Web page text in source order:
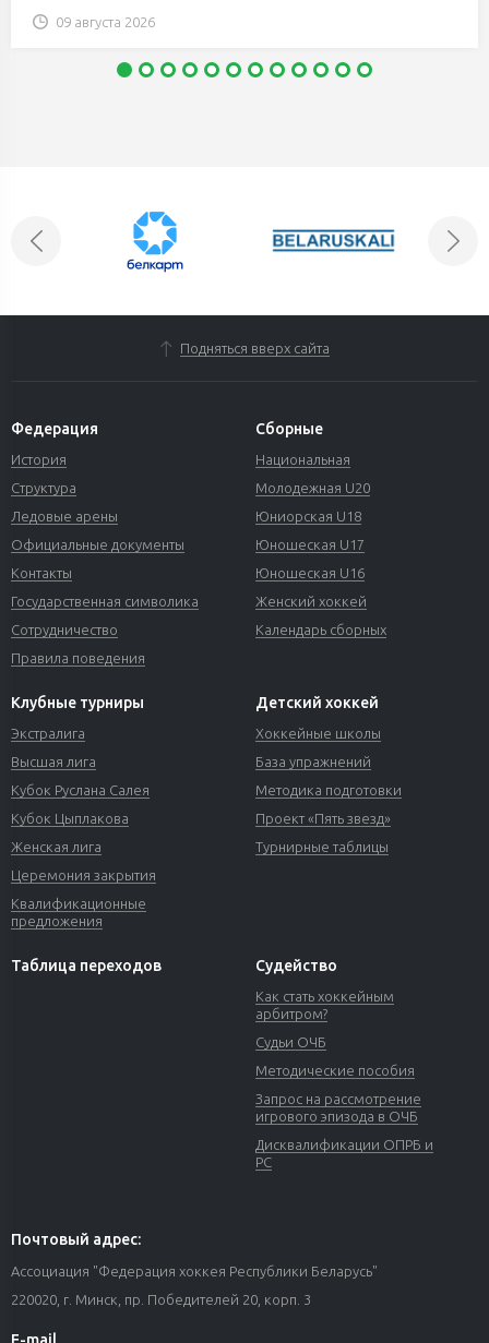
09 августа 2026
Подняться вверх сайта
Федерация
История
Структура
Ледовые арены
Официальные документы
Контакты
Государственная символика
Сотрудничество
Правила поведения
Сборные
Национальная
Молодежная U20
Юниорская U18
Юношеская U17
Юношеская U16
Женский хоккей
Календарь сборных
Клубные турниры
Экстралига
Высшая лига
Кубок Руслана Салея
Кубок Цыплакова
Женская лига
Церемония закрытия
Квалификационные
предложения
Детский хоккей
Хоккейные школы
База упражнений
Методика подготовки
Проект «Пять звезд»
Турнирные таблицы
Таблица переходов Судейство
Как стать хоккейным
арбитром?
Судьи ОЧБ
Методические пособия
Запрос на рассмотрение
игрового эпизода в ОЧБ
Дисквалификации ОПРБ и
РС
Почтовый адрес:
Ассоциация "Федерация хоккея Республики Беларусь"
220020, г. Минск, пр. Победителей 20, корп. 3
E-mail